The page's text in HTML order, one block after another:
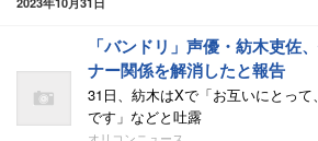
「バンドリ」声優・紡木吏佐
ナー関係を解消したと報告
31日、紡木はXで「お互いにとっ
です」などと吐露